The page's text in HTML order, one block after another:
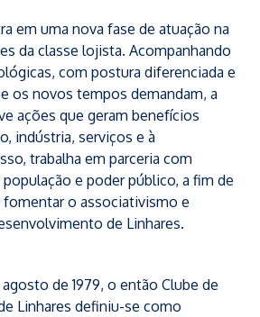
em uma nova fase de atuação na
da classe lojista. Acompanhando
com postura diferenciada e
os novos tempos demandam, a
ações que geram benefícios
indústria, serviços e à
trabalha em parceria com
e poder público, a fim de
fomentar o associativismo e
de Linhares.
de 1979, o então Clube de
Linhares definiu-se como